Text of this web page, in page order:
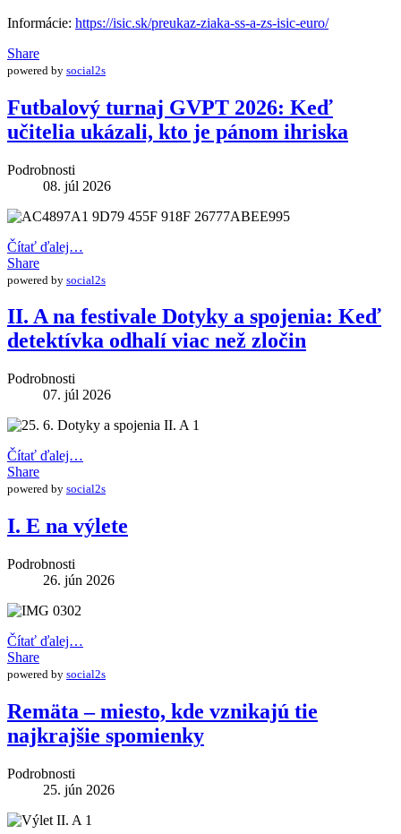
Informácie: https://isic.sk/preukaz-ziaka-ss-a-zs-isic-euro/
Share
powered by social2s
Futbalový turnaj GVPT 2026: Keď
učitelia ukázali, kto je pánom ihriska
Podrobnosti
08. júl 2026
Čítať ďalej…
Share
powered by social2s
II. A na festivale Dotyky a spojenia: Keď
detektívka odhalí viac než zločin
Podrobnosti
07. júl 2026
Čítať ďalej…
Share
powered by social2s
I. E na výlete
Podrobnosti
26. jún 2026
Čítať ďalej…
Share
powered by social2s
Remäta – miesto, kde vznikajú tie
najkrajšie spomienky
Podrobnosti
25. jún 2026